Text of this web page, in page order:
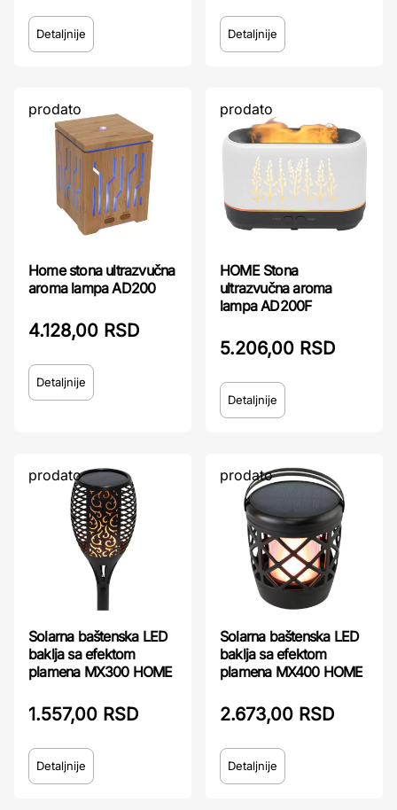
Detaljnije Detaljnije
prodato
Home stona ultrazvučna
aroma lampa AD200
4.128,00 RSD
Detaljnije
prodato
HOME Stona
ultrazvučna aroma
lampa AD200F
5.206,00 RSD
Detaljnije
prodato
Solarna baštenska LED
baklja sa efektom
plamena MX300 HOME
1.557,00 RSD
Detaljnije
prodato
Solarna baštenska LED
baklja sa efektom
plamena MX400 HOME
2.673,00 RSD
Detaljnije